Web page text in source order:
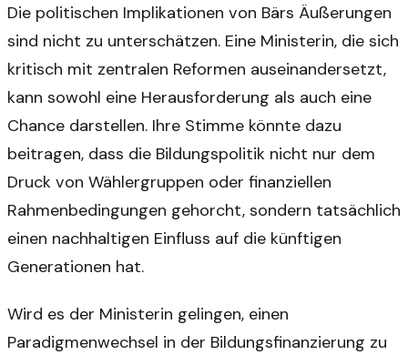
Die politischen Implikationen von Bärs Äußerungen
sind nicht zu unterschätzen. Eine Ministerin, die sich
kritisch mit zentralen Reformen auseinandersetzt,
kann sowohl eine Herausforderung als auch eine
Chance darstellen. Ihre Stimme könnte dazu
beitragen, dass die Bildungspolitik nicht nur dem
Druck von Wählergruppen oder finanziellen
Rahmenbedingungen gehorcht, sondern tatsächlich
einen nachhaltigen Einfluss auf die künftigen
Generationen hat.
Wird es der Ministerin gelingen, einen
Paradigmenwechsel in der Bildungsfinanzierung zu